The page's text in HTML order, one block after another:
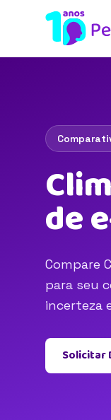
de
Compare
para seu
incerteza
Solicitar